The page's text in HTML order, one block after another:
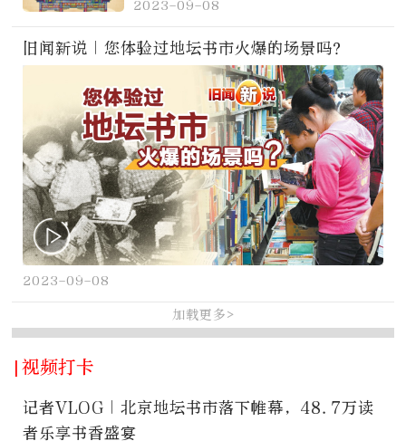
2023-09-08
旧闻新说｜您体验过地坛书市火爆的场景吗？
2023-09-08
加载更多>
|视频打卡
记者VLOG｜北京地坛书市落下帷幕，48.7万读
者乐享书香盛宴